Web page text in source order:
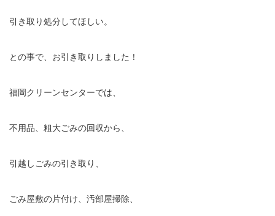
引き取り処分してほしい。
との事で、お引き取りしました！
福岡クリーンセンターでは、
不用品、粗大ごみの回収から、
引越しごみの引き取り、
ごみ屋敷の片付け、汚部屋掃除、